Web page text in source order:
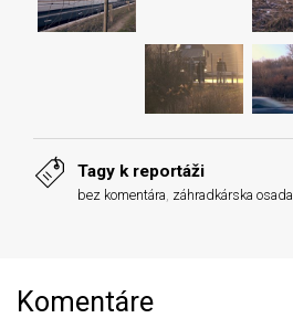
Tagy k reportáži
bez komentára, záhradkárska osada
Komentáre